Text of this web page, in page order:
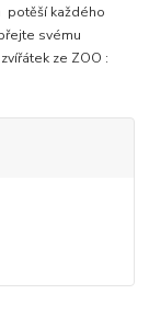
potěší každého
svému
ze ZOO :